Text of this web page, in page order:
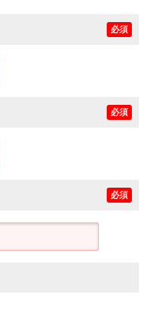
必須
必須
必須